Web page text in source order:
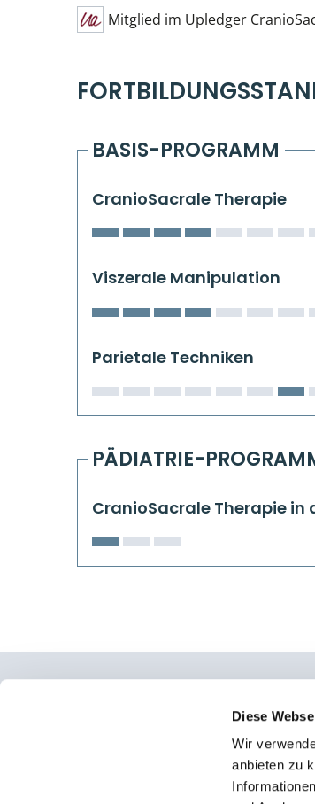
Diese
Wir
anbieten zu
Mitglied im Upledger
BASIS-PROGRAMM
CranioSacrale Therapie
Viszerale Manipulation
Parietale Techniken
PÄDIATRIE-
CranioSacrale Therapie in
Konrad-Adenauer-Straße 6